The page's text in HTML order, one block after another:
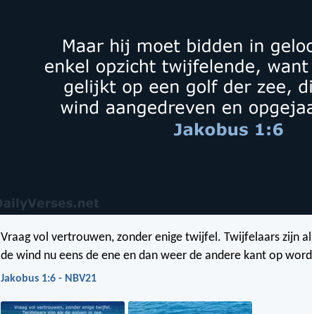
Vraag vol vertrouwen, zonder enige twijfel. Twijfelaars zijn
de wind nu eens de ene en dan weer de andere kant op
Jakobus 1:6 - NBV21